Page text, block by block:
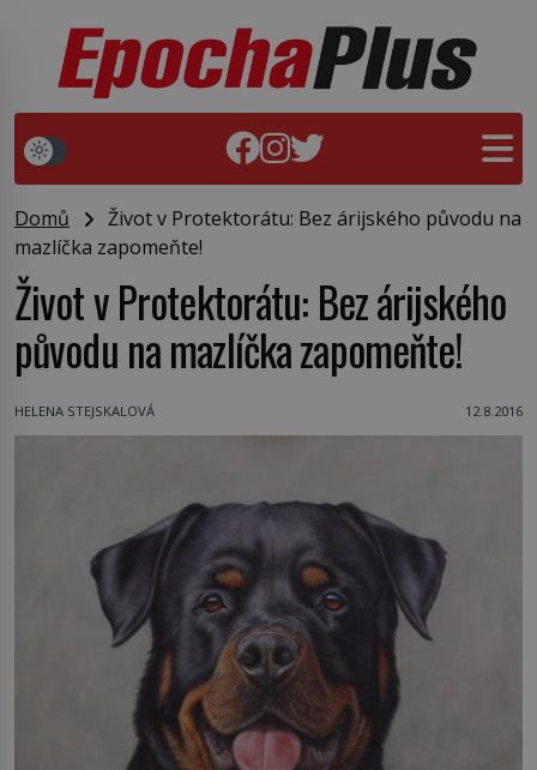
Domů
Život v Protektorátu: Bez árijského původu na
mazlíčka zapomeňte!
Život v Protektorátu: Bez árijského
původu na mazlíčka zapomeňte!
HELENA STEJSKALOVÁ 12.8.2016